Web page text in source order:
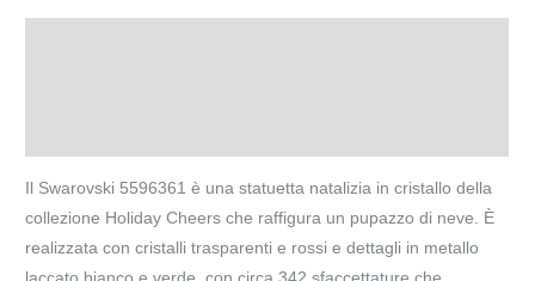
Il Swarovski 5596361 è una statuetta natalizia in cristallo della
collezione Holiday Cheers che raffigura un pupazzo di neve. È
realizzata con cristalli trasparenti e rossi e dettagli in metallo